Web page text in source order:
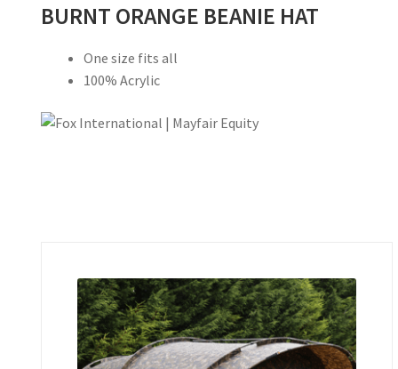
BURNT ORANGE BEANIE HAT
One size fits all
100% Acrylic